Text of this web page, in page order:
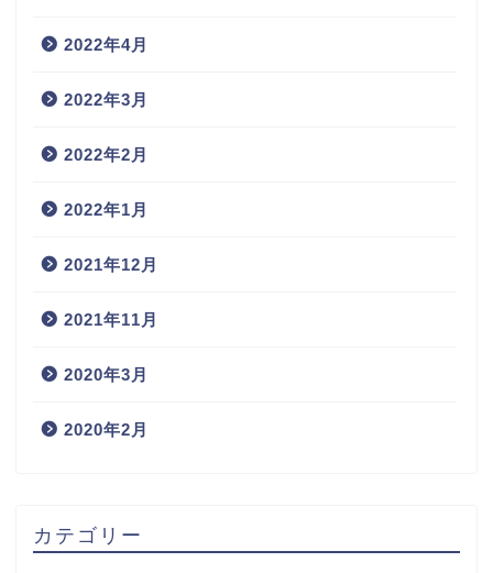
2022年4月
2022年3月
2022年2月
2022年1月
2021年12月
2021年11月
2020年3月
2020年2月
カテゴリー